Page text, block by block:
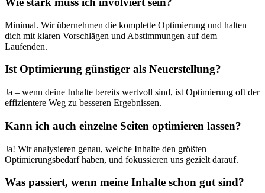
Minimal. Wir übernehmen die komplette Optimierung und halten
dich mit klaren Vorschlägen und Abstimmungen auf dem
Laufenden.
Ist Optimierung günstiger als Neuerstellung?
Ja – wenn deine Inhalte bereits wertvoll sind, ist Optimierung oft der
effizientere Weg zu besseren Ergebnissen.
Kann ich auch einzelne Seiten optimieren lassen?
Ja! Wir analysieren genau, welche Inhalte den größten
Optimierungsbedarf haben, und fokussieren uns gezielt darauf.
Was passiert, wenn meine Inhalte schon gut sind?